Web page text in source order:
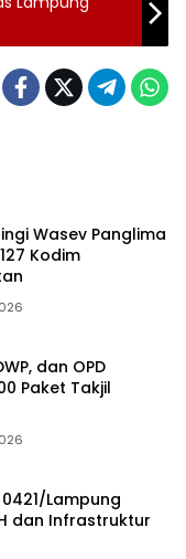
Wasev Panglima
Kodim
dan OPD
Paket Takjil
Lampung
dan Infrastruktur